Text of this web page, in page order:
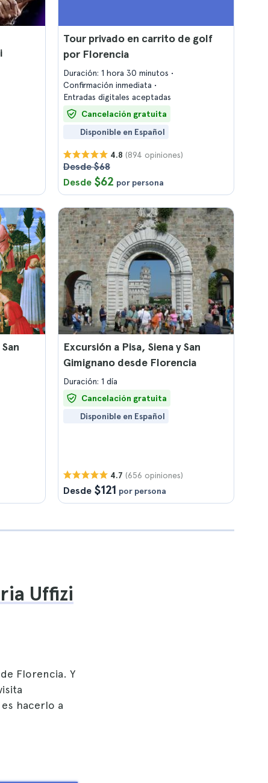
Tour privado en carrito de golf
por Florencia
Duración: 1 hora 30 minutos
Confirmación inmediata
Entradas digitales aceptadas
Cancelación gratuita
Disponible en Español
4.8 (894 opiniones)
Desde $68
Desde $62 por persona
Excursión a Pisa, Siena y San
Gimignano desde Florencia
Duración: 1 día
Cancelación gratuita
Disponible en Español
4.7 (656 opiniones)
Desde $121 por persona
Uffizi
Florencia. Y
hacerlo a